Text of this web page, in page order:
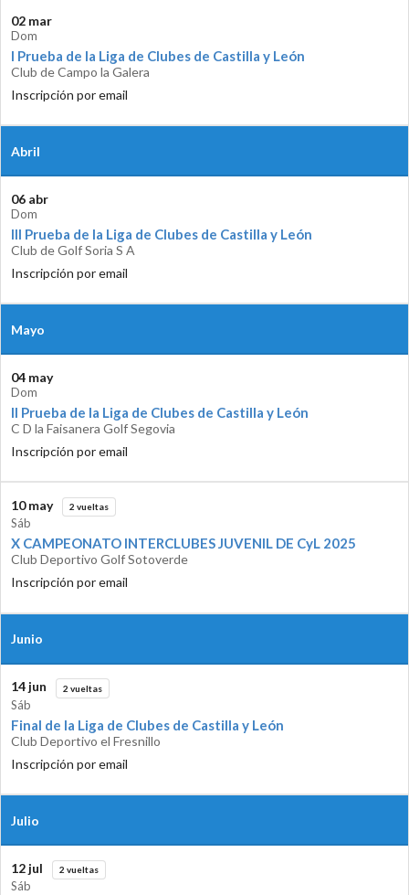
02 mar
Dom
I Prueba de la Liga de Clubes de Castilla y León
Club de Campo la Galera
Inscripción por email
Abril
06 abr
Dom
III Prueba de la Liga de Clubes de Castilla y León
Club de Golf Soria S A
Inscripción por email
Mayo
04 may
Dom
II Prueba de la Liga de Clubes de Castilla y León
C D la Faisanera Golf Segovia
Inscripción por email
10 may 2 vueltas
Sáb
X CAMPEONATO INTERCLUBES JUVENIL DE CyL 2025
Club Deportivo Golf Sotoverde
Inscripción por email
Junio
14 jun 2 vueltas
Sáb
Final de la Liga de Clubes de Castilla y León
Club Deportivo el Fresnillo
Inscripción por email
Julio
12 jul 2 vueltas
Sáb